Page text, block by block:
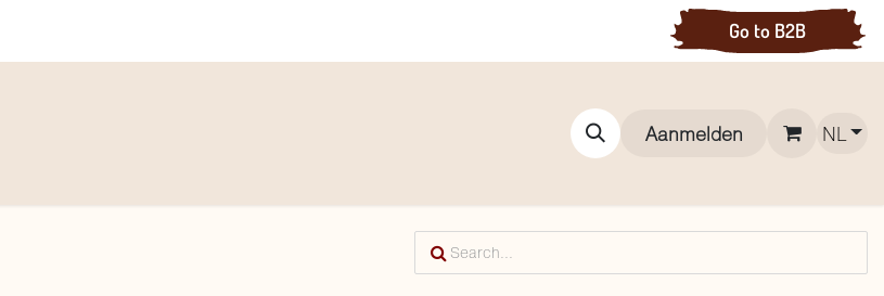
Go to B2B
Aanmelden NL